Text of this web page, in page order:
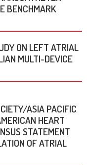
BENCHMARK
ON LEFT ATRIAL
MULTI-DEVICE
ASIA PACIFIC
HEART
STATEMENT
OF ATRIAL